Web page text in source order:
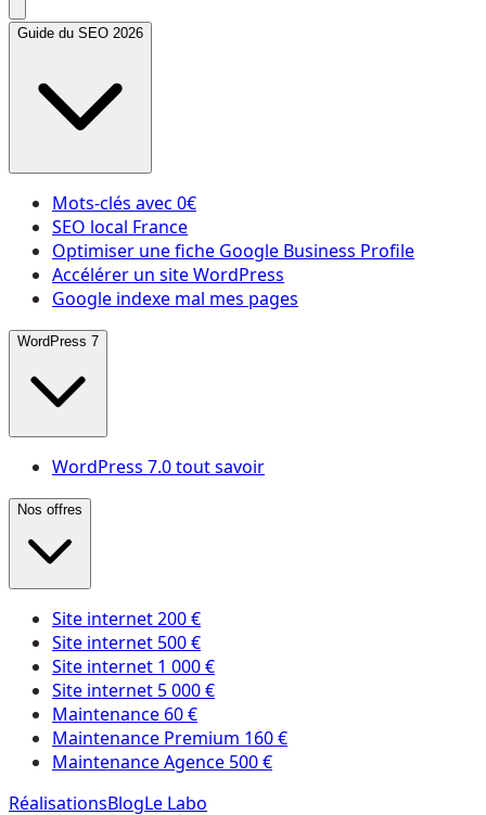
Guide du SEO 2026
Mots-clés avec 0€
SEO local France
Optimiser une fiche Google Business Profile
Accélérer un site WordPress
Google indexe mal mes pages
WordPress 7
WordPress 7.0 tout savoir
Nos offres
Site internet 200 €
Site internet 500 €
Site internet 1 000 €
Site internet 5 000 €
Maintenance 60 €
Maintenance Premium 160 €
Maintenance Agence 500 €
RéalisationsBlogLe Labo